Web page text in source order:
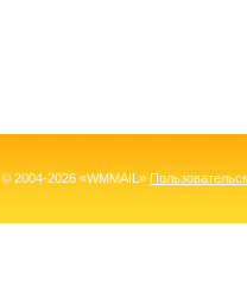
© 2004-2026 «WMMAIL»